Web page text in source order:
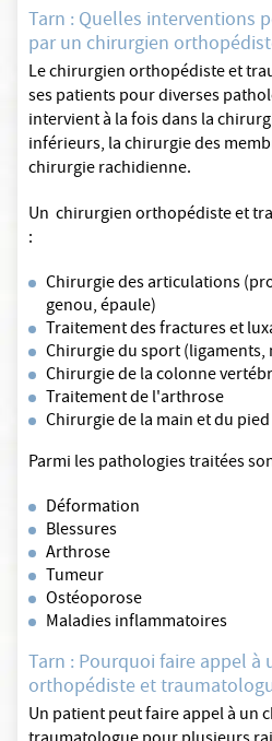
Tarn : Quelles interventions
par un chirurgien
Le chirurgien orthopédiste et
ses patients pour diverses
intervient à la fois dans la
inférieurs, la chirurgie des
chirurgie rachidienne.
Un chirurgien orthopédiste et
:
Chirurgie des articulations
genou, épaule)
Traitement des fractures et
Chirurgie du sport (ligaments,
Chirurgie de la colonne
Traitement de l'arthrose
Chirurgie de la main et du pied
Parmi les pathologies traitées
Déformation
Blessures
Arthrose
Tumeur
Ostéoporose
Maladies inflammatoires
Tarn : Pourquoi faire appel à
orthopédiste et
Un patient peut faire appel à un